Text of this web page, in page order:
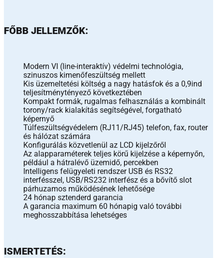
FŐBB JELLEMZŐK:
Modern VI (line-interaktív) védelmi technológia,
szinuszos kimenőfeszültség mellett
Kis üzemeltetési költség a nagy hatásfok és a 0,9ind
teljesítménytényező következtében
Kompakt formák, rugalmas felhasználás a kombinált
torony/rack kialakítás segítségével, forgatható
képernyő
Túlfeszültségvédelem (RJ11/RJ45) telefon, fax, router
és hálózat számára
Konfigurálás közvetlenül az LCD kijelzőről
Az alapparaméterek teljes körű kijelzése a képernyőn,
például a hátralévő üzemidő, percekben
Intelligens felügyeleti rendszer USB és RS32
interfésszel, USB/RS232 interfész és a bővítő slot
párhuzamos működésének lehetősége
24 hónap sztenderd garancia
A garancia maximum 60 hónapig való további
meghosszabbítása lehetséges
ISMERTETÉS: